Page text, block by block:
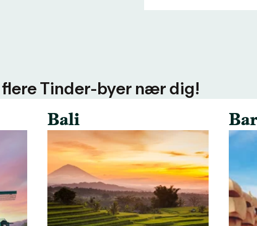
flere Tinder-byer nær dig!
Bali